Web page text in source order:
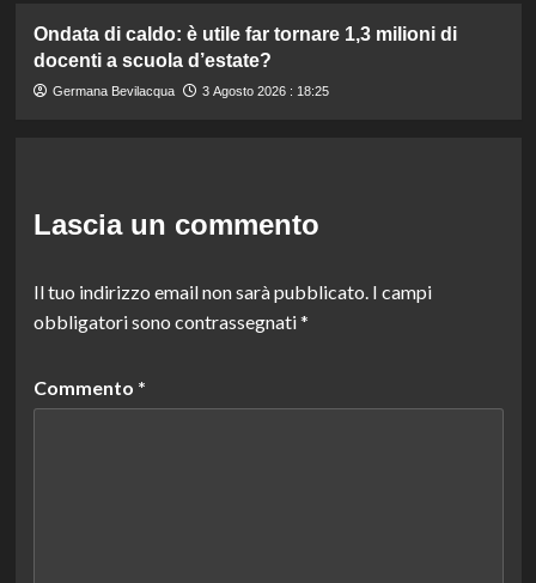
Ondata di caldo: è utile far tornare 1,3 milioni di
docenti a scuola d’estate?
Germana Bevilacqua 3 Agosto 2026 : 18:25
Lascia un commento
Il tuo indirizzo email non sarà pubblicato. I campi
obbligatori sono contrassegnati*
Commento *